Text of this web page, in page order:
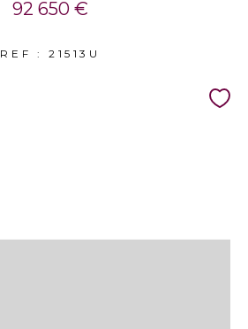
92 650 €
REF : 21513U